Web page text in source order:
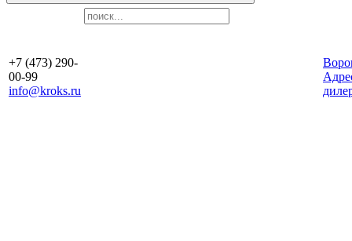
+7 (473) 290-
00-99
info@kroks.ru